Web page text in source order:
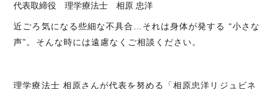
代表取締役 理学療法士 相原 忠洋
近ごろ気になる些細な不具合…それは身体が発する “小さな
声”。そんな時には遠慮なくご相談ください。
理学療法士 相原さんが代表を努める「相原忠洋リジュビネ